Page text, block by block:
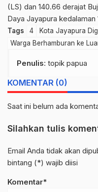
(LS) dan 140.66 derajat
Daya Jayapura kedalaman
Tags 4
Kota Jayapura
Warga Berhamburan ke
Penulis: topik papua
KOMENTAR (0)
Saat ini belum ada
Silahkan tulis
Email Anda tidak akan
bintang (*) wajib diisi
Komentar*